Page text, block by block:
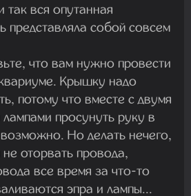
так вся опутанная
представляла собой совсем
что вам нужно провести
Крышку надо
потому что вместе с двумя
просунуть руку в
Но делать нечего,
оторвать провода,
все время за что-то
эпра и лампы...